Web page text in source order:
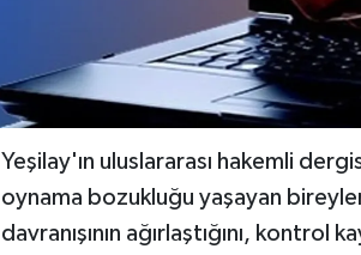
Yeşilay'ın uluslararası hakemli
oynama bozukluğu yaşayan
davranışının ağırlaştığını, kontrol